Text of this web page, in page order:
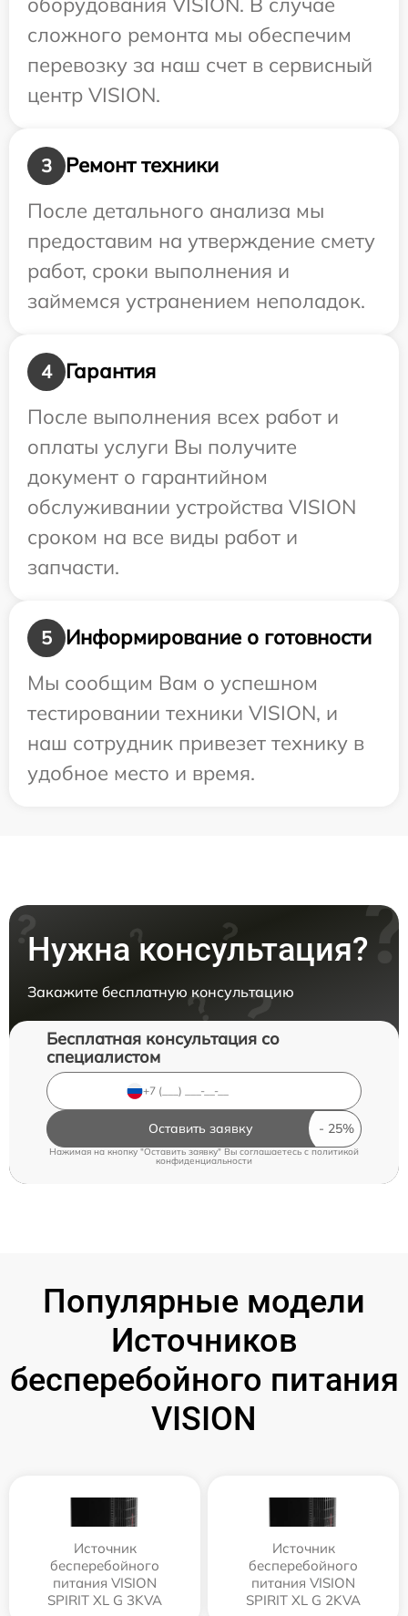
сложного ремонта мы обеспечим
перевозку за наш счет в сервисный
центр VISION.
3
Ремонт техники
После детального анализа мы
предоставим на утверждение смету
работ, сроки выполнения и
займемся устранением неполадок.
4
Гарантия
После выполнения всех работ и
оплаты услуги Вы получите
документ о гарантийном
обслуживании устройства VISION
сроком на все виды работ и
запчасти.
5
Информирование о готовности
Мы сообщим Вам о успешном
тестировании техники VISION, и
наш сотрудник привезет технику в
удобное место и время.
Нужна консультация?
Закажите бесплатную консультацию
Бесплатная консультация со
специалистом
Оставить заявку
Нажимая на кнопку "Оставить заявку" Вы соглашаетесь cполитикой
конфиденциальности
Популярные модели
Источников
бесперебойного питания
VISION
Источник
бесперебойного
питания VISION
SPIRIT XL G 3KVA
Источник
бесперебойного
питания VISION
SPIRIT XL G 2KVA